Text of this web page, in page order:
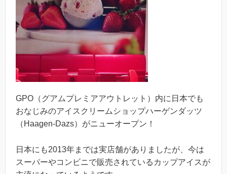
GPO（グアムプレミアアウトレット）内に日本でも
おなじみのアイスクリームショップハーゲンダッツ
（Haagen-Dazs）がニューオープン！
日本にも2013年までは実店舗がありましたが、今は
スーパーやコンビニで販売されているカップアイスが